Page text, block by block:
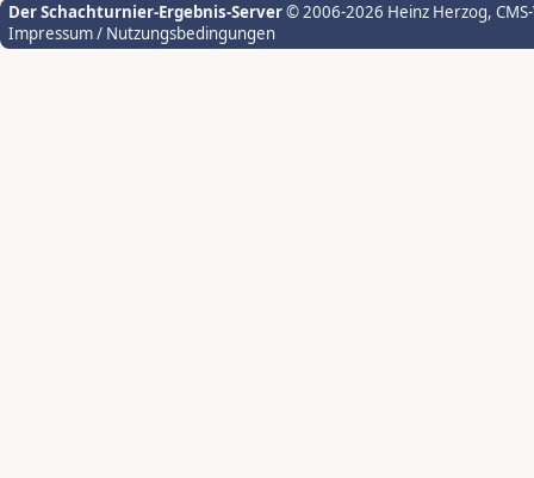
Der Schachturnier-Ergebnis-Server© 2006-2026 Heinz Herzog,
Impressum / Nutzungsbedingungen